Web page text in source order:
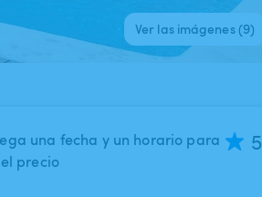
Ver las imágenes (9)
una fecha y un horario para
precio
5